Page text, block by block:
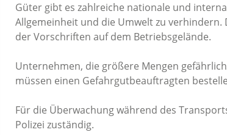
Güter gibt es zahlreiche nationale und
Allgemeinheit und die Umwelt zu
der Vorschriften auf dem Betriebsgelände.
Unternehmen, die größere Mengen
müssen einen Gefahrgutbeauftragten
Für die Überwachung während des
Polizei zuständig.